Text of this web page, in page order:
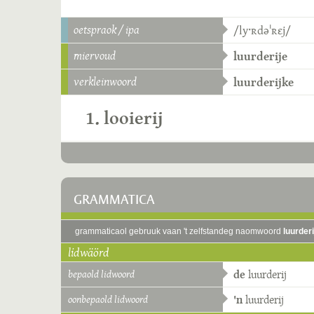
oetspraok / ipa /lyˑʀdəˈʀɛj/
miervoud
luurderije
verkleinwoord
luurderijke
1. looierij
GRAMMATICA
grammaticaol gebruuk vaan 't zelfstandeg naomwoord
lidwäörd
bepaold lidwoord de luurderij
oonbepaold lidwoord 'nluurderij